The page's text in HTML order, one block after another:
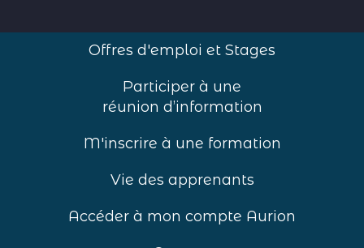
Offres d'emploi et Stages
Participer à une
réunion d’information
M'inscrire à une formation
Vie des apprenants
Accéder à mon compte Aurion